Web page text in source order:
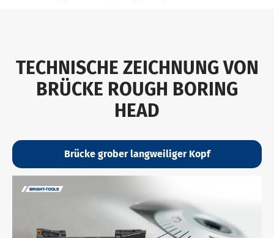
TECHNISCHE ZEICHNUNG VON
BRÜCKE ROUGH BORING
HEAD
Brücke grober langweiliger Kopf